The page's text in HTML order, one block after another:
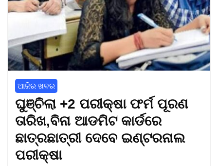
ଆଜିର ଖବର
ଘୁଞ୍ଚିଲା +2 ପରୀକ୍ଷା ଫର୍ମ ପୂରଣ
ତାରିଖ,ବିନା ଆଡମିଟ କାର୍ଡରେ
ଛାତ୍ରଛାତ୍ରୀ ଦେବେ ଇଣ୍ଟରନାଲ
ପରୀକ୍ଷା